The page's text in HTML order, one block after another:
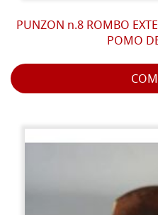
PUNZON n.8 ROMBO
POMO